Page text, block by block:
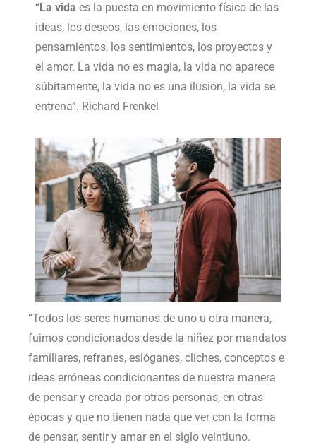
“La vida es la puesta en movimiento físico de las
ideas, los deseos, las emociones, los
pensamientos, los sentimientos, los proyectos y
el amor. La vida no es magia, la vida no aparece
súbitamente, la vida no es una ilusión, la vida se
entrena”. Richard Frenkel
“Todos los seres humanos de uno u otra manera,
fuimos condicionados desde la niñez por mandatos
familiares, refranes, eslóganes, cliches, conceptos e
ideas erróneas condicionantes de nuestra manera
de pensar y creada por otras personas, en otras
épocas y que no tienen nada que ver con la forma
de pensar, sentir y amar en el siglo veintiuno.